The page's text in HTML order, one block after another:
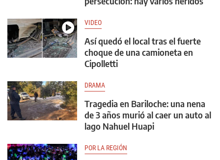
VIDEO
Así quedó el local tras el fuerte
choque de una camioneta en
Cipolletti
DRAMA
Tragedia en Bariloche: una nena
de 3 años murió al caer un auto al
lago Nahuel Huapi
POR LA REGIÓN